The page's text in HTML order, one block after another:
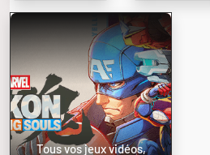
Tous vos jeux vidéos,